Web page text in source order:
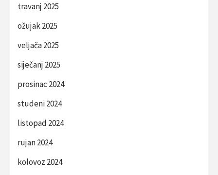
travanj 2025
ožujak 2025
veljača 2025
siječanj 2025
prosinac 2024
studeni 2024
listopad 2024
rujan 2024
kolovoz 2024